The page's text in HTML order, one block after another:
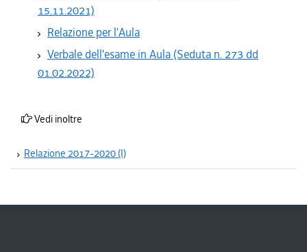
15.11.2021)
Relazione per l'Aula
Verbale dell'esame in Aula (Seduta n. 273 dd
01.02.2022)
Vedi inoltre
Relazione 2017-2020 (I)